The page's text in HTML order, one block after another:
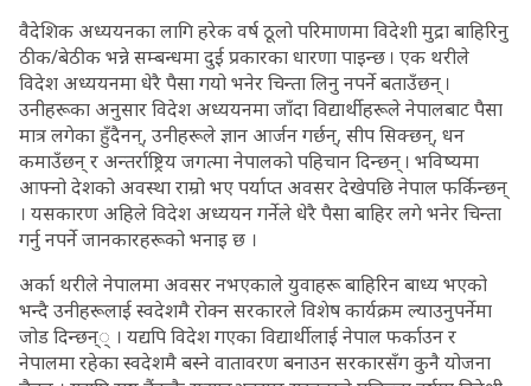
वैदेशिक अध्ययनका लागि हरेक वर्ष ठूलो परिमाणमा विदेशी मुद्रा बाहिरिनु
ठीक/बेठीक भन्ने सम्बन्धमा दुई प्रकारका धारणा पाइन्छ । एक थरीले
विदेश अध्ययनमा धेरै पैसा गयो भनेर चिन्ता लिनु नपर्ने बताउँछन् ।
उनीहरूका अनुसार विदेश अध्ययनमा जाँदा विद्यार्थीहरूले नेपालबाट पैसा
मात्र लगेका हुँदैनन्, उनीहरूले ज्ञान आर्जन गर्छन्, सीप सिक्छन्, धन
कमाउँछन् र अन्तर्राष्ट्रिय जगत्मा नेपालको पहिचान दिन्छन् । भविष्यमा
आफ्नो देशको अवस्था राम्रो भए पर्याप्त अवसर देखेपछि नेपाल फर्किन्छन्
। यसकारण अहिले विदेश अध्ययन गर्नेले धेरै पैसा बाहिर लगे भनेर चिन्ता
गर्नु नपर्ने जानकारहरूको भनाइ छ ।
अर्का थरीले नेपालमा अवसर नभएकाले युवाहरू बाहिरिन बाध्य भएको
भन्दै उनीहरूलाई स्वदेशमै रोक्न सरकारले विशेष कार्यक्रम ल्याउनुपर्नेमा
जोड दिन्छन्् । यद्यपि विदेश गएका विद्यार्थीलाई नेपाल फर्काउन र
नेपालमा रहेका स्वदेशमै बस्ने वातावरण बनाउन सरकारसँग कुनै योजना